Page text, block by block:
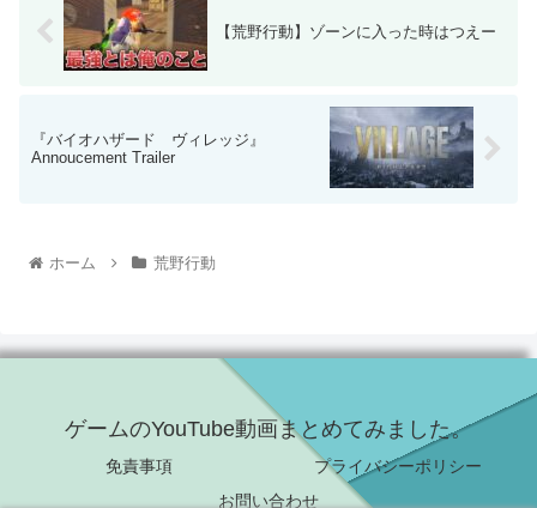
【荒野行動】ゾーンに入った時はつえー
『バイオハザード ヴィレッジ』
Annoucement Trailer
ホーム 荒野行動
ゲームのYouTube動画まとめてみました。
免責事項
プライバシーポリシー
お問い合わせ